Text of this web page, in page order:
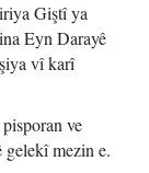
Giştî ya
Eyn Darayê
vî karî
ve
mezin e.